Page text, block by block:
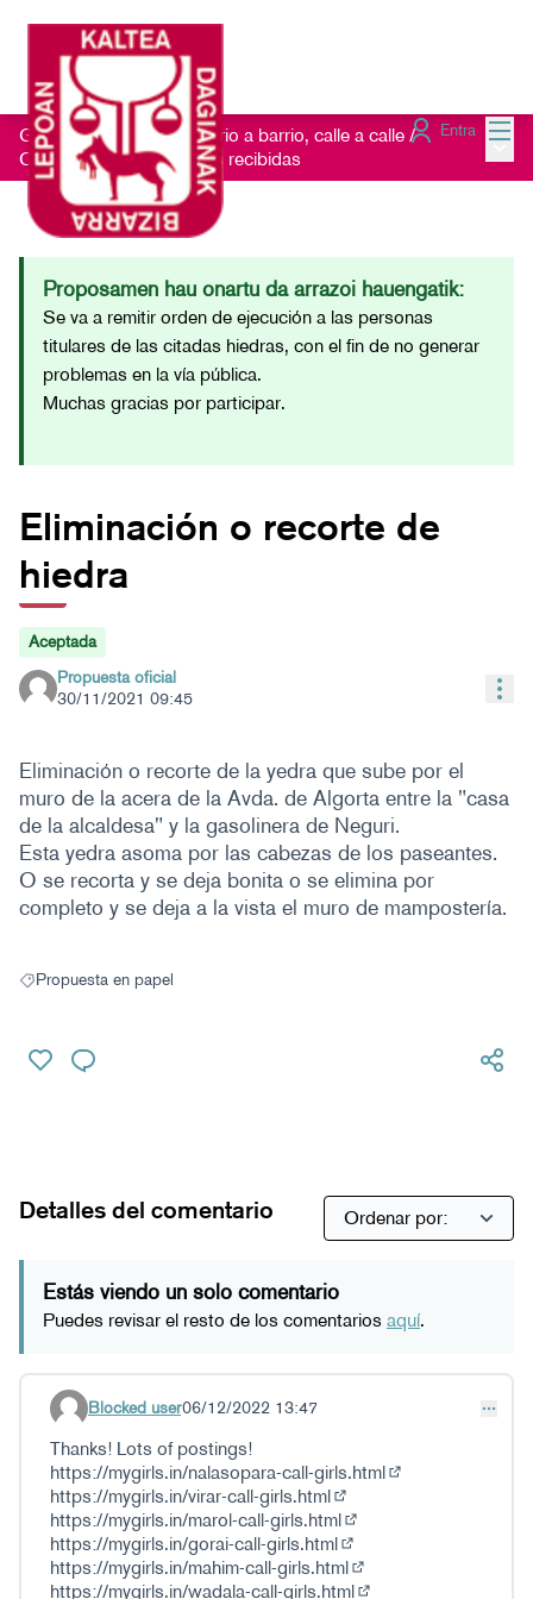
Entra
Getxo Txukun 2021 - Barrio a barrio, calle a calle /
Consulta las Sugerencias recibidas
Proposamen hau onartu da arrazoi hauengatik:
Se va a remitir orden de ejecución a las personas
titulares de las citadas hiedras, con el fin de no generar
problemas en la vía pública.
Muchas gracias por participar.
Eliminación o recorte de
hiedra
Aceptada
Propuesta oficial
30/11/2021 09:45
Eliminación o recorte de la yedra que sube por el
muro de la acera de la Avda. de Algorta entre la "casa
de la alcaldesa" y la gasolinera de Neguri.
Esta yedra asoma por las cabezas de los paseantes.
O se recorta y se deja bonita o se elimina por
completo y se deja a la vista el muro de mampostería.
Resultados al filtrar por: Propuesta en papel
Propuesta en papel
Detalles del comentario
Estás viendo un solo comentario
Puedes revisar el resto de los comentarios aquí.
Comentario 41 (responder al comentario 35)
Blocked user06/12/2022 13:47
Thanks! Lots of postings!
https://mygirls.in/nalasopara-call-girls.html
https://mygirls.in/virar-call-girls.html
(Enlace externo)
https://mygirls.in/marol-call-girls.html
(Enlace externo)
https://mygirls.in/gorai-call-girls.html
(Enlace externo)
https://mygirls.in/mahim-call-girls.html
(Enlace externo)
https://mygirls.in/wadala-call-girls.html